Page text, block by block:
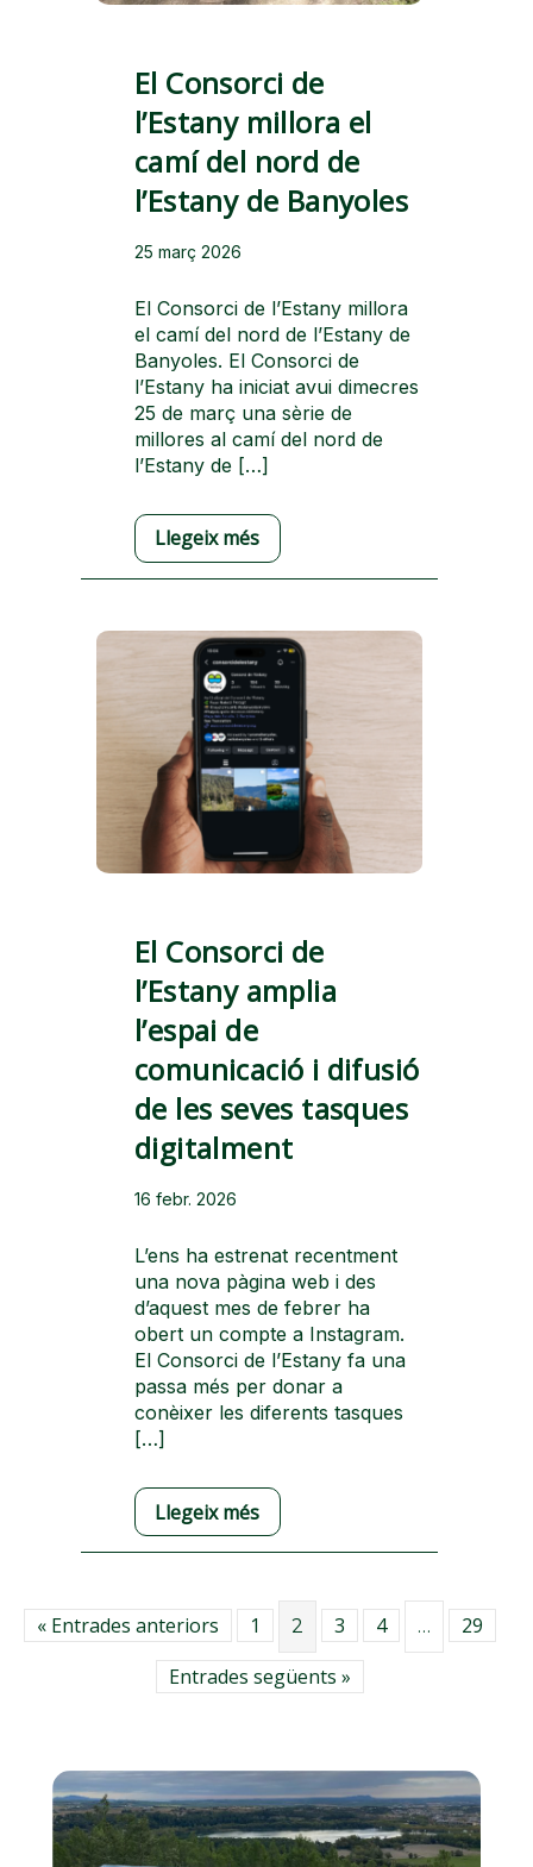
El Consorci de
l’Estany millora el
camí del nord de
l’Estany de Banyoles
25 març 2026
El Consorci de l’Estany millora
el camí del nord de l’Estany de
Banyoles. El Consorci de
l’Estany ha iniciat avui dimecres
25 de març una sèrie de
millores al camí del nord de
l’Estany de […]
Llegeix més
El Consorci de
l’Estany amplia
l’espai de
comunicació i difusió
de les seves tasques
digitalment
16 febr. 2026
L’ens ha estrenat recentment
una nova pàgina web i des
d’aquest mes de febrer ha
obert un compte a Instagram.
El Consorci de l’Estany fa una
passa més per donar a
conèixer les diferents tasques
[…]
Llegeix més
« Entrades anteriors 1 2 3 4 …
29
Entrades següents »